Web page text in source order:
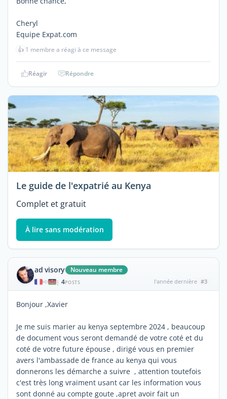
Cheryl
Equipe Expat.com
👍 1 membre a réagi à ce message
Réagir Répondre
Le guide de l'expatrié au Kenya
Complet et gratuit
À lire sans modération
ad visory Nouveau membre
| 4POSTS l'année dernière #3
Bonjour ,Xavier
Je me suis marier au kenya septembre 2024 , beaucoup
de document vous seront demandé de votre coté et du
coté de votre future épouse , dirigé vous en premier
avers l'ambassade de france au kenya qui vous
donnerons les démarche a suivre , attention toutefois
c'est très long vraiment usant car les information vous
sont donné au compte goute ,apret avoir fait un